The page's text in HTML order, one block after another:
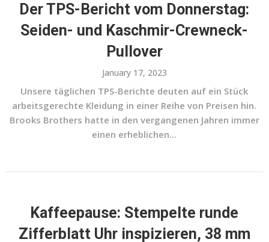
Der TPS-Bericht vom Donnerstag:
Seiden- und Kaschmir-Crewneck-
Pullover
January 17, 2023
Unsere täglichen TPS-Berichte deuten auf ein Stück
arbeitsgerechte Kleidung in einer Reihe von Preisen hin.
Brooks Brothers hatte in den vergangenen Jahren immer
einen erheblichen...
Kaffeepause: Stempelte runde
Zifferblatt Uhr inspizieren, 38 mm